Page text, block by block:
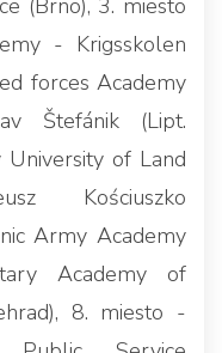
(Brno), 3. miesto
- Krigsskolen
forces Academy
Štefánik (Lipt.
of Land
Kościuszko
Army Academy
Academy of
8. miesto -